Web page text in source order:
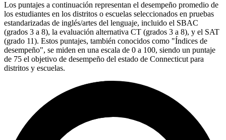
Los puntajes a continuación representan el desempeño promedio de
los estudiantes en los distritos o escuelas seleccionados en pruebas
estandarizadas de inglés/artes del lenguaje, incluido el SBAC
(grados 3 a 8), la evaluación alternativa CT (grados 3 a 8), y el SAT
(grado 11). Estos puntajes, también conocidos como "Índices de
desempeño", se miden en una escala de 0 a 100, siendo un puntaje
de 75 el objetivo de desempeño del estado de Connecticut para
distritos y escuelas.